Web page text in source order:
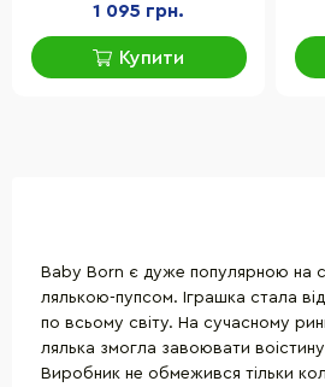
1 095 грн.
Купити
Baby Born є дуже популярною на
лялькою-пупсом. Іграшка стала
по всьому світу. На сучасному
лялька змогла завоювати воістину
Виробник не обмежився тільки